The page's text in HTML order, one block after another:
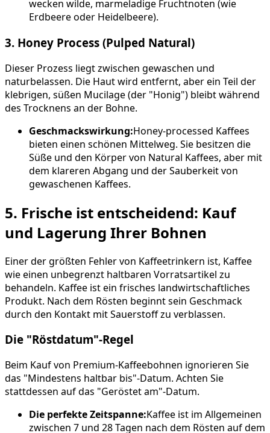
wecken wilde, marmeladige Fruchtnoten (wie
Erdbeere oder Heidelbeere).
3. Honey Process (Pulped Natural)
Dieser Prozess liegt zwischen gewaschen und
naturbelassen. Die Haut wird entfernt, aber ein Teil der
klebrigen, süßen Mucilage (der "Honig") bleibt während
des Trocknens an der Bohne.
Geschmackswirkung:Honey-processed Kaffees
bieten einen schönen Mittelweg. Sie besitzen die
Süße und den Körper von Natural Kaffees, aber mit
dem klareren Abgang und der Sauberkeit von
gewaschenen Kaffees.
5. Frische ist entscheidend: Kauf
und Lagerung Ihrer Bohnen
Einer der größten Fehler von Kaffeetrinkern ist, Kaffee
wie einen unbegrenzt haltbaren Vorratsartikel zu
behandeln. Kaffee ist ein frisches landwirtschaftliches
Produkt. Nach dem Rösten beginnt sein Geschmack
durch den Kontakt mit Sauerstoff zu verblassen.
Die "Röstdatum"-Regel
Beim Kauf von Premium-Kaffeebohnen ignorieren Sie
das "Mindestens haltbar bis"-Datum. Achten Sie
stattdessen auf das "Geröstet am"-Datum.
Die perfekte Zeitspanne:Kaffee ist im Allgemeinen
zwischen 7 und 28 Tagen nach dem Rösten auf dem